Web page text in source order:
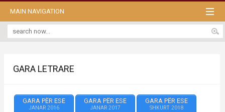
MAIN NAVIGATION
GARA LETRARE
GARA PËR ESE
JANAR 2016
GARA PËR ESE
JANAR 2017
GARA PËR ESE
SHKURT 2018